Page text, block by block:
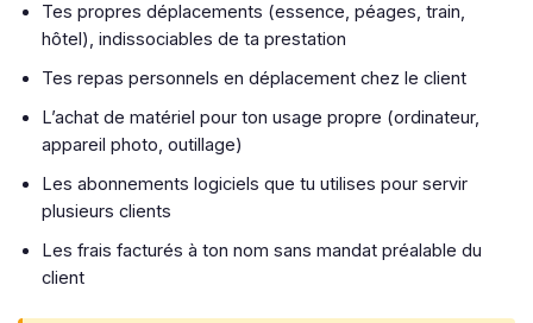
Tes propres déplacements (essence, péages, train,
hôtel), indissociables de ta prestation
Tes repas personnels en déplacement chez le client
L’achat de matériel pour ton usage propre (ordinateur,
appareil photo, outillage)
Les abonnements logiciels que tu utilises pour servir
plusieurs clients
Les frais facturés à ton nom sans mandat préalable du
client